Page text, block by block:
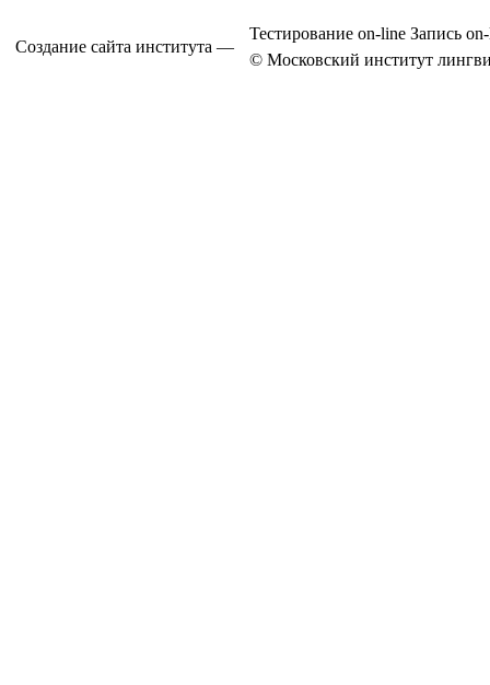
Создание сайта института —
Тестирование on-line Запись
© Московский институт